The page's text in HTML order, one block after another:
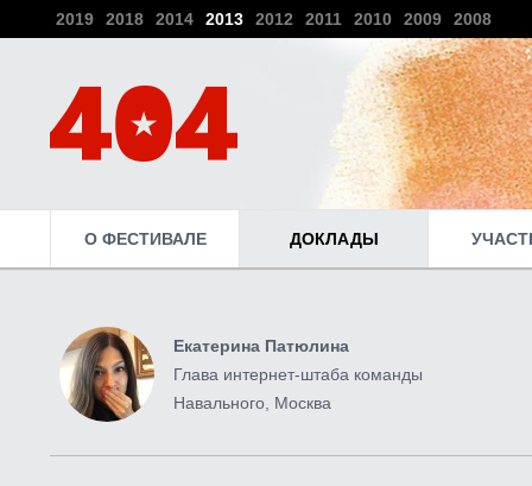
2019 2018 2014 2013 2012 2011 2010 2009 2008
О ФЕСТИВАЛЕ ДОКЛАДЫ
Екатерина Патюлина
Глава интернет-штаба команды
Навального, Москва